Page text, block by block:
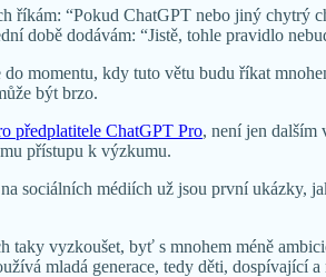
říkám: “Pokud ChatGPT nebo jiný chytrý
době dodávám: “Jistě, tohle pravidlo
momentu, kdy tuto větu budu říkat
být brzo.
předplatitele ChatGPT Pro, není jen dalším
přístupu k výzkumu.
sociálních médiích už jsou první ukázky,
taky vyzkoušet, byť s mnohem méně
mladá generace, tedy děti, dospívající